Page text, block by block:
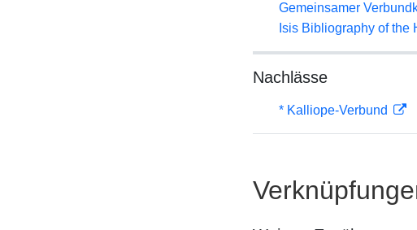
Gemeinsamer
Isis Bibliography of the
Nachlässe
* Kalliope-Verbund